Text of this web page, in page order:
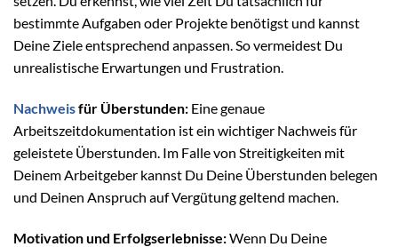
bestimmte Aufgaben oder Projekte benötigst und kannst
Deine Ziele entsprechend anpassen. So vermeidest Du
unrealistische Erwartungen und Frustration.
Nachweisfür Überstunden: Eine genaue
Arbeitszeitdokumentation ist ein wichtiger Nachweis für
geleistete Überstunden. Im Falle von Streitigkeiten mit
Deinem Arbeitgeber kannst Du Deine Überstunden belegen
und Deinen Anspruch auf Vergütung geltend machen.
Motivation und Erfolgserlebnisse:Wenn Du Deine